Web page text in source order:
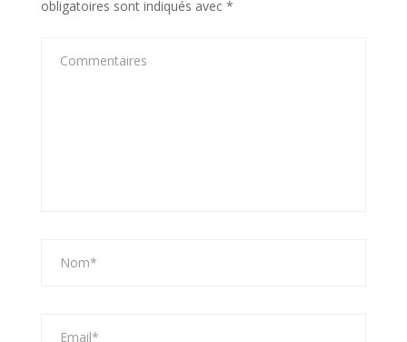
obligatoires sont indiqués avec *